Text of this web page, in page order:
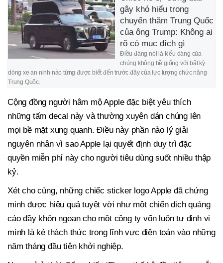
gây khó hiểu trong
chuyến thăm Trung Quốc
của ông Trump: Không ai
rõ có mục đích gì
Điều đáng nói là kiểu dáng của
chúng không hề giống với bất kỳ
dòng xe an ninh nào từng được biết đến trước đây của lực lượng chức năng
Trung Quốc.
Cộng đồng người hâm mộ Apple đặc biệt yêu thích
những tấm decal này và thường xuyên dán chúng lên
mọi bề mặt xung quanh. Điều này phần nào lý giải
nguyên nhân vì sao Apple lại quyết định duy trì đặc
quyền miễn phí này cho người tiêu dùng suốt nhiều thập
kỷ.
Xét cho cùng, những chiếc sticker logo Apple đã chứng
minh được hiệu quả tuyệt vời như một chiến dịch quảng
cáo đầy khôn ngoan cho một công ty vốn luôn tự định vị
mình là kẻ thách thức trong lĩnh vực điện toán vào những
năm tháng đầu tiên khởi nghiệp.